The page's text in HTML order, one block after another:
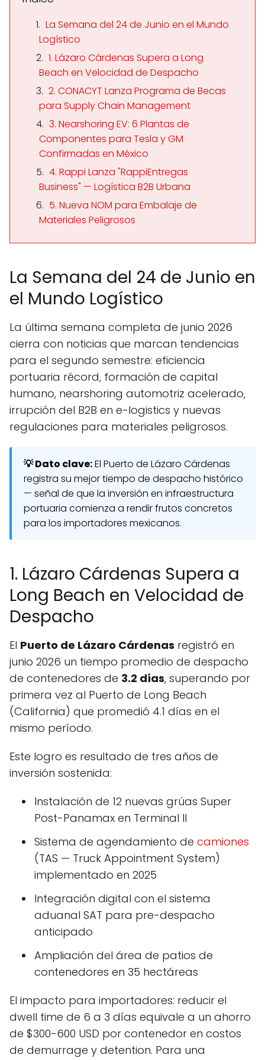
La Semana del 24 de Junio en el Mundo
Logístico
1. Lázaro Cárdenas Supera a Long
Beach en Velocidad de Despacho
2. CONACYT Lanza Programa de Becas
para Supply Chain Management
3. Nearshoring EV: 6 Plantas de
Componentes para Tesla y GM
Confirmadas en México
4. Rappi Lanza "RappiEntregas
Business" — Logística B2B Urbana
5. Nueva NOM para Embalaje de
Materiales Peligrosos
La Semana del 24 de Junio en
el Mundo Logístico
La última semana completa de junio 2026
cierra con noticias que marcan tendencias
para el segundo semestre: eficiencia
portuaria récord, formación de capital
humano, nearshoring automotriz acelerado,
irrupción del B2B en e-logistics y nuevas
regulaciones para materiales peligrosos.
💡 Dato clave:El Puerto de Lázaro Cárdenas
registra su mejor tiempo de despacho histórico
— señal de que la inversión en infraestructura
portuaria comienza a rendir frutos concretos
para los importadores mexicanos.
1. Lázaro Cárdenas Supera a
Long Beach en Velocidad de
Despacho
El Puerto de Lázaro Cárdenas registró en
junio 2026 un tiempo promedio de despacho
de contenedores de 3.2 días, superando por
primera vez al Puerto de Long Beach
(California) que promedió 4.1 días en el
mismo período.
Este logro es resultado de tres años de
inversión sostenida:
Instalación de 12 nuevas grúas Super
Post-Panamax en Terminal II
Sistema de agendamiento de camiones
(TAS — Truck Appointment System)
implementado en 2025
Integración digital con el sistema
aduanal SAT para pre-despacho
anticipado
Ampliación del área de patios de
contenedores en 35 hectáreas
El impacto para importadores: reducir el
dwell time de 6 a 3 días equivale a un ahorro
de $300-600 USD por contenedor en costos
de demurrage y detention. Para una